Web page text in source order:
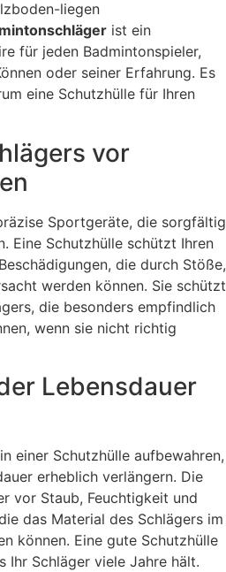
ist ein
für jeden Badmintonspieler,
oder seiner Erfahrung. Es
eine Schutzhülle für Ihren
vor
Sportgeräte, die sorgfältig
Eine Schutzhülle schützt Ihren
die durch Stöße,
werden können. Sie schützt
die besonders empfindlich
wenn sie nicht richtig
Lebensdauer
einer Schutzhülle aufbewahren,
erheblich verlängern. Die
vor Staub, Feuchtigkeit und
das Material des Schlägers im
können. Eine gute Schutzhülle
Ihr Schläger viele Jahre hält.